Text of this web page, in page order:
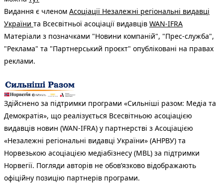
Видання є членом Асоціації Незалежні регіональні видавці
України та Всесвітньої асоціації видавців WAN-IFRA
Матеріали з позначками "Новини компаній", "Прес-служба",
"Реклама" та "Партнерський проєкт" опубліковані на правах
реклами.
Здійснено за підтримки програми «Сильніші разом: Медіа та
Демократія», що реалізується Всесвітньою асоціацією
видавців новин (WAN-IFRA) у партнерстві з Асоціацією
«Незалежні регіональні видавці України» (АНРВУ) та
Норвезькою асоціацією медіабізнесу (MBL) за підтримки
Норвегії. Погляди авторів не обов’язково відображають
офіційну позицію партнерів програми.